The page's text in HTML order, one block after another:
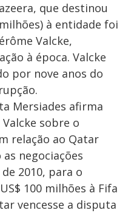
que destinou
à entidade foi
Valcke,
à época. Valcke
por nove anos do
Mersiades afirma
sobre o
relação ao Qatar
negociações
2010, para o
100 milhões à Fifa
vencesse a disputa